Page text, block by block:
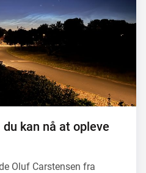
kan nå at opleve
Oluf Carstensen fra